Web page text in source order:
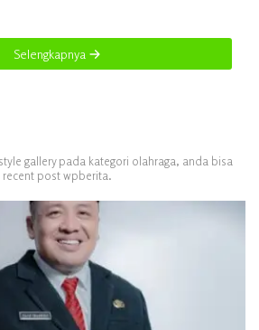
Selengkapnya
gallery pada kategori olahraga, anda bisa
post wpberita.